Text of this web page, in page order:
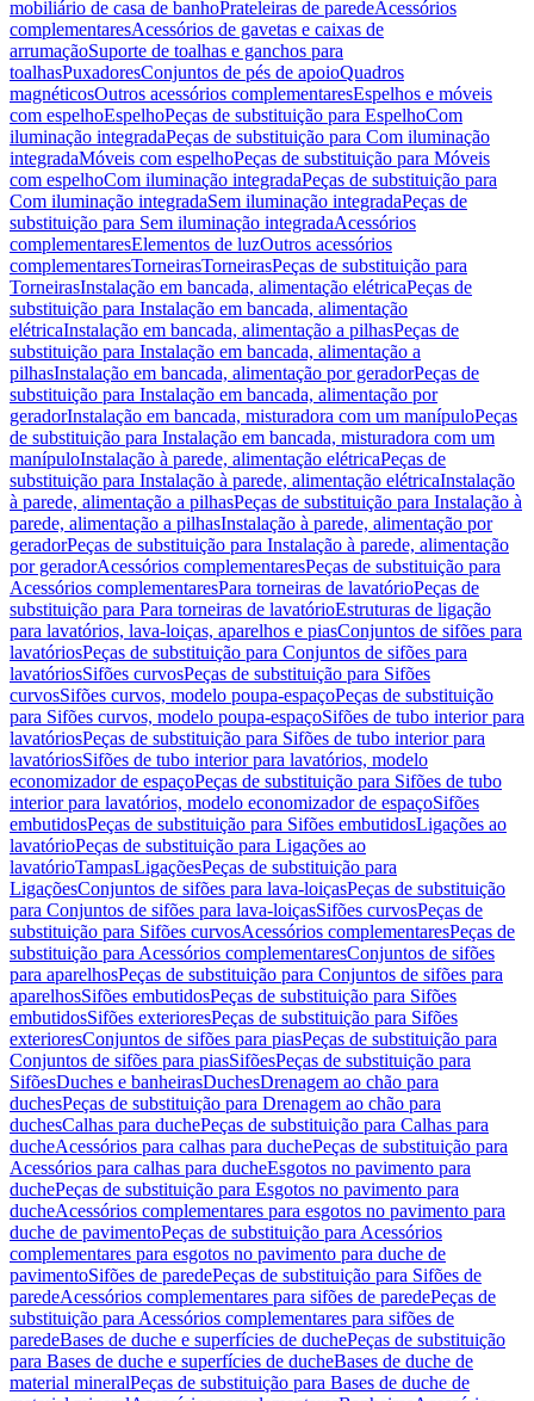
mobiliário de casa de banhoPrateleiras de paredeAcessórios
complementaresAcessórios de gavetas e caixas de
arrumaçãoSuporte de toalhas e ganchos para
toalhasPuxadoresConjuntos de pés de apoioQuadros
magnéticosOutros acessórios complementaresEspelhos e móveis
com espelhoEspelhoPeças de substituição para EspelhoCom
iluminação integradaPeças de substituição para Com iluminação
integradaMóveis com espelhoPeças de substituição para Móveis
com espelhoCom iluminação integradaPeças de substituição para
Com iluminação integradaSem iluminação integradaPeças de
substituição para Sem iluminação integradaAcessórios
complementaresElementos de luzOutros acessórios
complementaresTorneirasTorneirasPeças de substituição para
TorneirasInstalação em bancada, alimentação elétricaPeças de
substituição para Instalação em bancada, alimentação
elétricaInstalação em bancada, alimentação a pilhasPeças de
substituição para Instalação em bancada, alimentação a
pilhasInstalação em bancada, alimentação por geradorPeças de
substituição para Instalação em bancada, alimentação por
geradorInstalação em bancada, misturadora com um manípuloPeças
de substituição para Instalação em bancada, misturadora com um
manípuloInstalação à parede, alimentação elétricaPeças de
substituição para Instalação à parede, alimentação elétricaInstalação
à parede, alimentação a pilhasPeças de substituição para Instalação à
parede, alimentação a pilhasInstalação à parede, alimentação por
geradorPeças de substituição para Instalação à parede, alimentação
por geradorAcessórios complementaresPeças de substituição para
Acessórios complementaresPara torneiras de lavatórioPeças de
substituição para Para torneiras de lavatórioEstruturas de ligação
para lavatórios, lava-loiças, aparelhos e piasConjuntos de sifões para
lavatóriosPeças de substituição para Conjuntos de sifões para
lavatóriosSifões curvosPeças de substituição para Sifões
curvosSifões curvos, modelo poupa-espaçoPeças de substituição
para Sifões curvos, modelo poupa-espaçoSifões de tubo interior para
lavatóriosPeças de substituição para Sifões de tubo interior para
lavatóriosSifões de tubo interior para lavatórios, modelo
economizador de espaçoPeças de substituição para Sifões de tubo
interior para lavatórios, modelo economizador de espaçoSifões
embutidosPeças de substituição para Sifões embutidosLigações ao
lavatórioPeças de substituição para Ligações ao
lavatórioTampasLigaçõesPeças de substituição para
LigaçõesConjuntos de sifões para lava-loiçasPeças de substituição
para Conjuntos de sifões para lava-loiçasSifões curvosPeças de
substituição para Sifões curvosAcessórios complementaresPeças de
substituição para Acessórios complementaresConjuntos de sifões
para aparelhosPeças de substituição para Conjuntos de sifões para
aparelhosSifões embutidosPeças de substituição para Sifões
embutidosSifões exterioresPeças de substituição para Sifões
exterioresConjuntos de sifões para piasPeças de substituição para
Conjuntos de sifões para piasSifõesPeças de substituição para
SifõesDuches e banheirasDuchesDrenagem ao chão para
duchesPeças de substituição para Drenagem ao chão para
duchesCalhas para duchePeças de substituição para Calhas para
ducheAcessórios para calhas para duchePeças de substituição para
Acessórios para calhas para ducheEsgotos no pavimento para
duchePeças de substituição para Esgotos no pavimento para
ducheAcessórios complementares para esgotos no pavimento para
duche de pavimentoPeças de substituição para Acessórios
complementares para esgotos no pavimento para duche de
pavimentoSifões de paredePeças de substituição para Sifões de
paredeAcessórios complementares para sifões de paredePeças de
substituição para Acessórios complementares para sifões de
paredeBases de duche e superfícies de duchePeças de substituição
para Bases de duche e superfícies de ducheBases de duche de
material mineralPeças de substituição para Bases de duche de